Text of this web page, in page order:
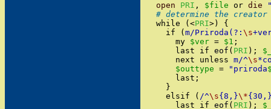
open
PRI , $file or die
# determine the
while
( <PRI> )
{
if
( m/Priroda(?: \s
my $ver = $1 ;
last
if eof ( PRI ) ;
next
unless m/^\s
$outtype = " priroda
last ;
}
elsif
( /^\s{8,}\*
last
if eof ( PRI ) ;